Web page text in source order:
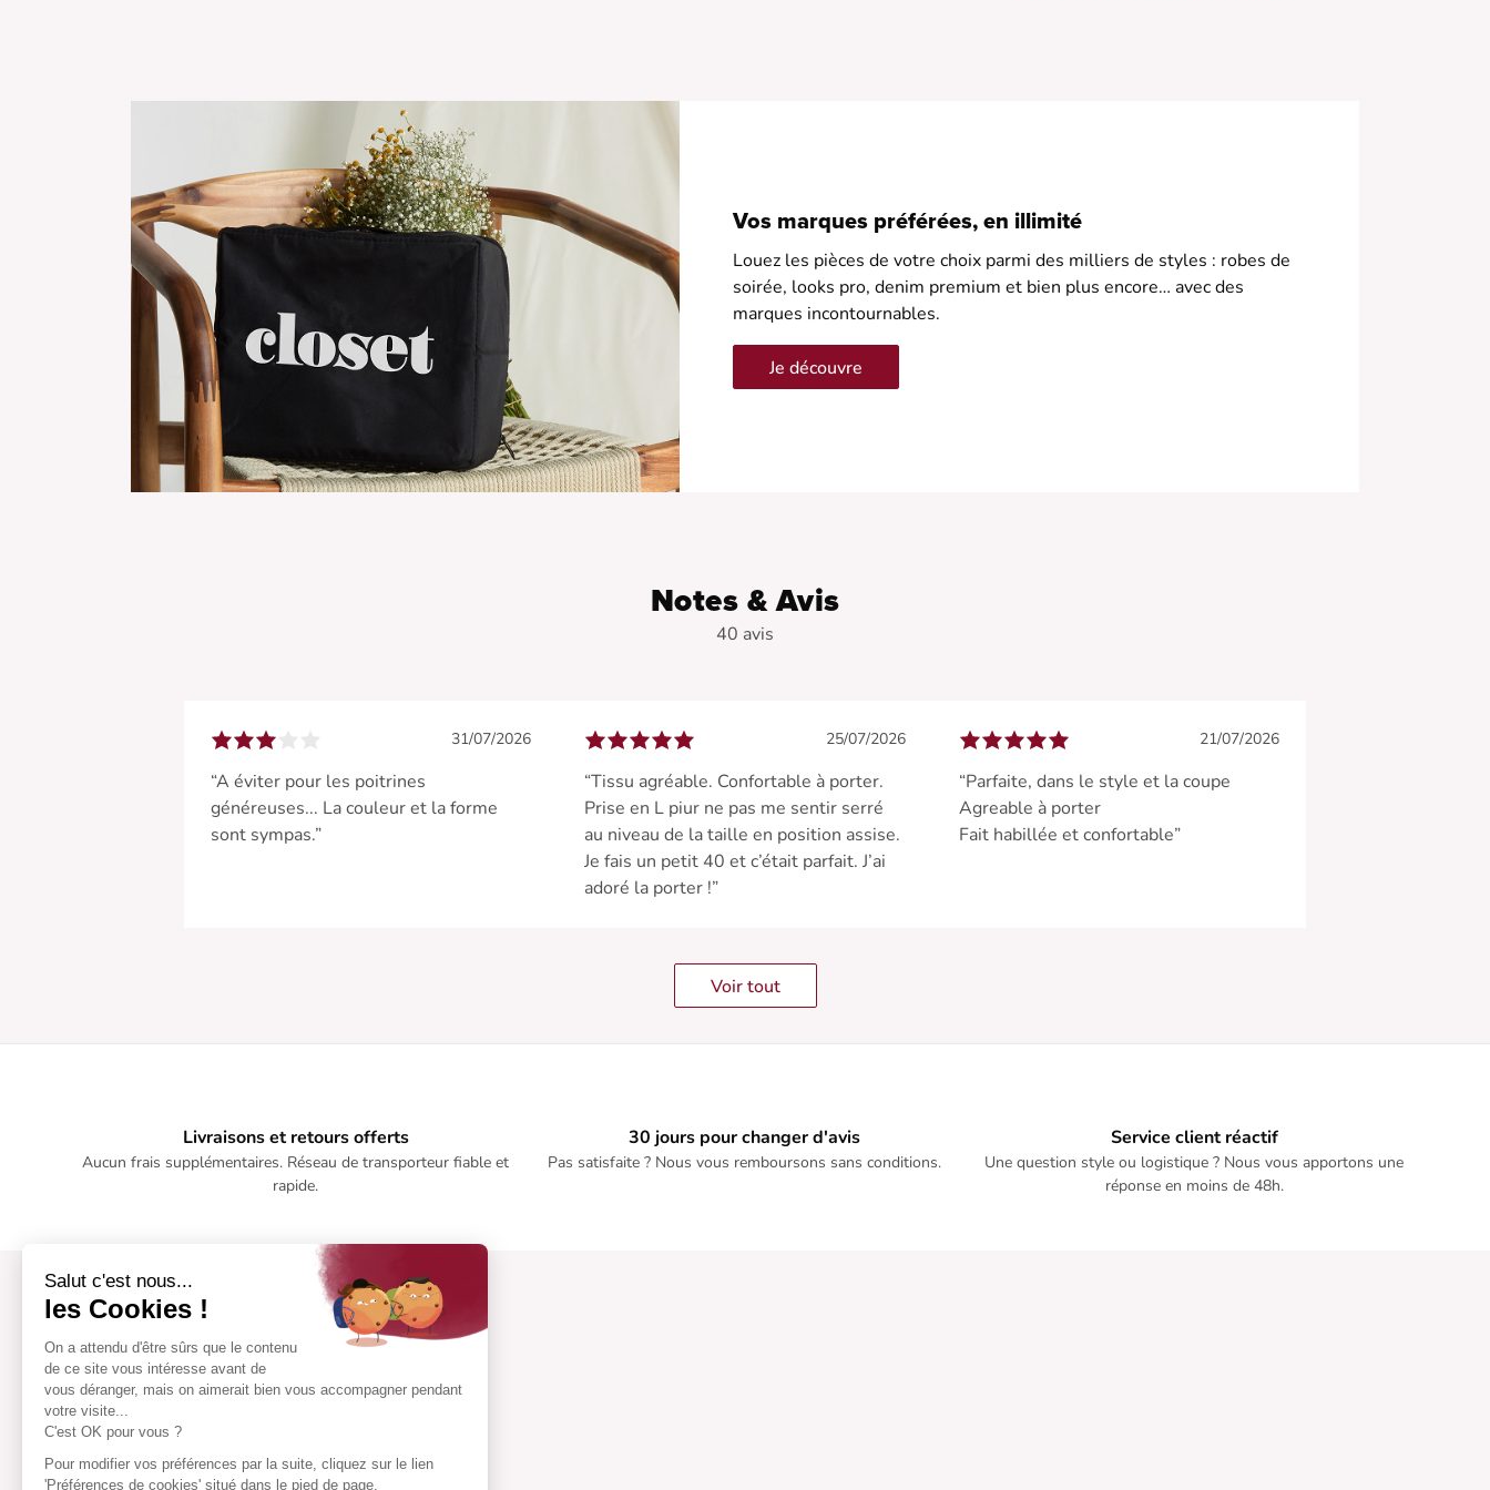
Salut c'est nous...
les Cookies !
On a attendu d'être sûrs que le contenu
de ce site vous intéresse avant de
vous déranger, mais on aimerait bien vous accompagner pendant
votre visite...
C'est OK pour vous ?
Pour modifier vos préférences par la suite, cliquez sur le lien
'Préférences de cookies' situé dans le pied de page.
Vos marques préférées, en illimité
Louez les pièces de votre choix parmi des milliers de styles : robes de
soirée, looks pro, denim premium et bien plus encore… avec des
marques incontournables.
Je découvre
Notes & Avis
40 avis
31/07/2026
“A éviter pour les poitrines
généreuses... La couleur et la forme
sont sympas.”
25/07/2026
“Tissu agréable. Confortable à porter.
Prise en L piur ne pas me sentir serré
au niveau de la taille en position assise.
Je fais un petit 40 et c’était parfait. J’ai
adoré la porter !”
21/07/2026
“Parfaite, dans le style et la coupe
Agreable à porter
Fait habillée et confortable”
Voir tout
Livraisons et retours offerts
Aucun frais supplémentaires. Réseau de transporteur fiable et
rapide.
30 jours pour changer d'avis
Pas satisfaite ? Nous vous remboursons sans conditions.
Service client réactif
Une question style ou logistique ? Nous vous apportons une
réponse en moins de 48h.